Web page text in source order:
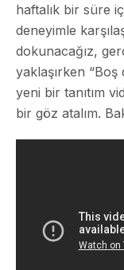
haftalık bir süre
deneyimle
dokunacağız,
yaklaşırken
yeni bir tanıtım
bir göz atalım.